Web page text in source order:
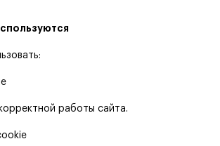
работы сайта.